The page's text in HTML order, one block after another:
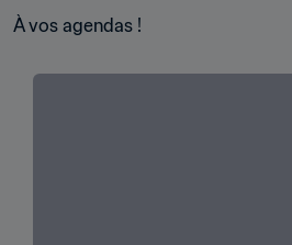
À vos agendas !